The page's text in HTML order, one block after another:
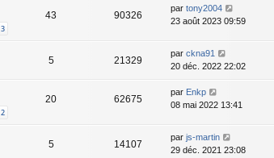
3
43 90326
par tony2004
23 août 2023 09:59
5 21329
par ckna91
20 déc. 2022 22:02
2
20 62675
par Enkp
08 mai 2022 13:41
5 14107
par js-martin
29 déc. 2021 23:08